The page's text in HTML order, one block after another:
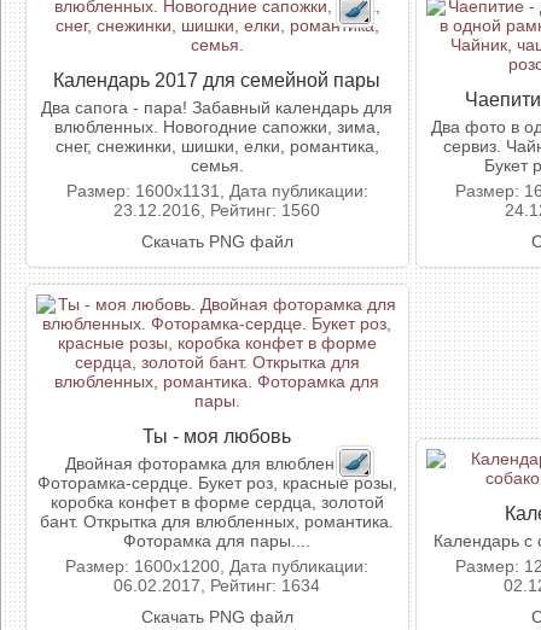
Календарь 2017 для семейной пары
Два сапога - пара! Забавный календарь для
влюбленных. Новогодние сапожки, зима,
снег, снежинки, шишки, елки, романтика,
семья.
Размер: 1600x1131, Дата публикации:
23.12.2016, Рейтинг: 1560
Скачать PNG файл
Два фото в
сервиз.
Букет
Размер:
Ты - моя любовь
Двойная фоторамка для влюбленных.
Фоторамка-сердце. Букет роз, красные розы,
коробка конфет в форме сердца, золотой
бант. Открытка для влюбленных, романтика.
Фоторамка для пары....
Размер: 1600x1200, Дата публикации:
06.02.2017, Рейтинг: 1634
Скачать PNG файл
Календарь с
Размер: